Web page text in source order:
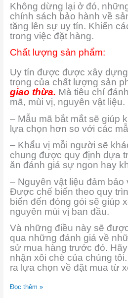
Không dừng lại ở đó,
chính sách bảo hành về
tăng lên sự uy tín. Khiến
trong việc đặt hàng.
Chất lượng sản phẩm:
Uy tín được được xây
trọng của chất lượng sản
giao thừa. Mà tiêu chí
mã, mùi vị, nguyên vật liệu.
– Mẫu mã bắt mắt sẽ giúp
lựa chọn hơn so với các
– Khẩu vị mỗi người sẽ
chung được quy định dựa
ăn đánh giá sự ngon hay
– Nguyên vật liệu đảm bảo
Được chế biến theo quy
biến đến đóng gói sẽ giúp
nguyên mùi vị ban đầu.
Và những điều này sẽ
qua những đánh giá về
sử mua hàng trước đó.
nhận xôi chè của chúng
ra lựa chọn về đặt mua từ
Đọc thêm »